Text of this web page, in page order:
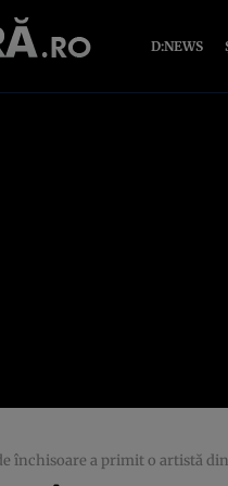
D:NEWS
închisoare a primit o artistă